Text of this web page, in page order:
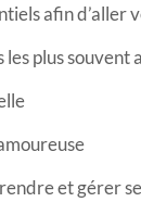
afin d’aller
les plus souvent
et gérer